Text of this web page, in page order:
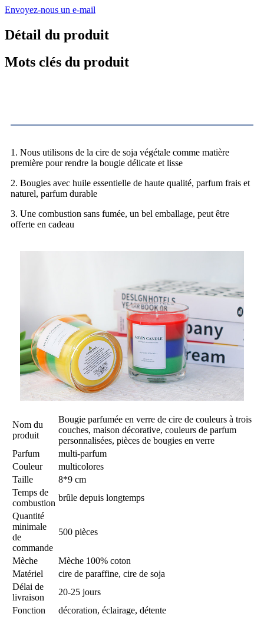
Envoyez-nous un e-mail
Détail du produit
Mots clés du produit
1. Nous utilisons de la cire de soja végétale comme matière
première pour rendre la bougie délicate et lisse
2. Bougies avec huile essentielle de haute qualité, parfum frais et
naturel, parfum durable
3. Une combustion sans fumée, un bel emballage, peut être
offerte en cadeau
Nom du
produit
Bougie parfumée en verre de cire de couleurs à trois
couches, maison décorative, couleurs de parfum
personnalisées, pièces de bougies en verre
Parfum
multi-parfum
Couleur
multicolores
Taille
8*9 cm
Temps de
combustion
brûle depuis longtemps
Quantité
minimale
de
commande
500 pièces
Mèche
Mèche 100% coton
Matériel
cire de paraffine, cire de soja
Délai de
livraison
20-25 jours
Fonction
décoration, éclairage, détente